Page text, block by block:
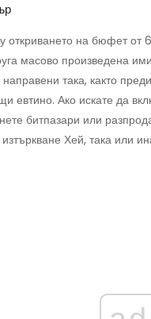
на бюфет от
масово произведена
така, както
евтино. Ако искате да
битпазари или
Хей, така или